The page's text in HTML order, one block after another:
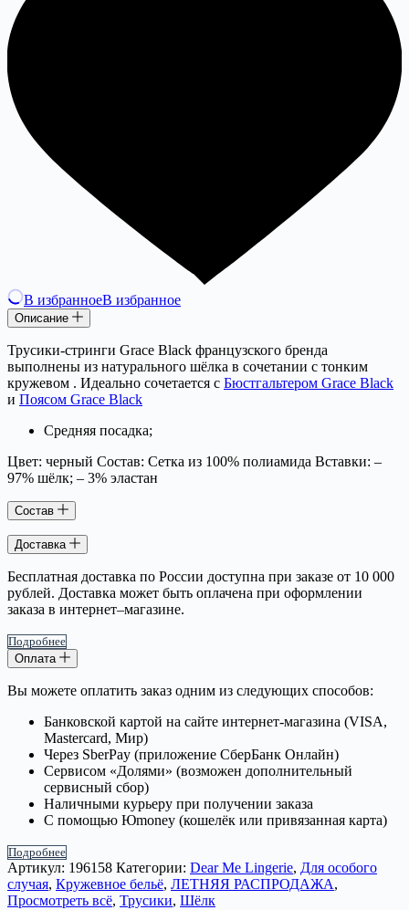
В избранноеВ избранное
Описание
Трусики-стринги Grace Black французского бренда
выполнены из натурального шёлка в сочетании с тонким
кружевом . Идеально сочетается с Бюстгальтером Grace Black
и Поясом Grace Black
Средняя посадка;
Цвет: черный Состав: Сетка из 100% полиамида Вставки: –
97% шёлк; – 3% эластан
Состав
Доставка
Бесплатная доставка по России доступна при заказе от 10 000
рублей. Доставка может быть оплачена при оформлении
заказа в интернет–магазине.
Подробнее
Оплата
Вы можете оплатить заказ одним из следующих способов:
Банковской картой на сайте интернет-магазина (VISA,
Mastercard, Мир)
Через SberPay (приложение СберБанк Онлайн)
Сервисом «Долями» (возможен дополнительный
сервисный сбор)
Наличными курьеру при получении заказа
С помощью Юmoney (кошелёк или привязанная карта)
Подробнее
Артикул: 196158 Категории: Dear Me Lingerie, Для особого
случая, Кружевное бельё, ЛЕТНЯЯ РАСПРОДАЖА,
Просмотреть всё, Трусики, Шёлк